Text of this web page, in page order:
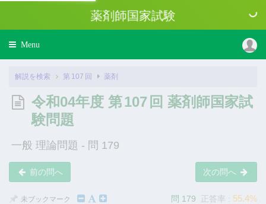
薬剤師国家試験
Toggle
Menu
解説を検索 第 107 回 薬剤
令和04年度 第107 回 薬剤師国家試
験問題
一般 理論問題 - 問 179
前の問へ 次の問へ
未ブックマーク 問 179 正答率 : 55.4%